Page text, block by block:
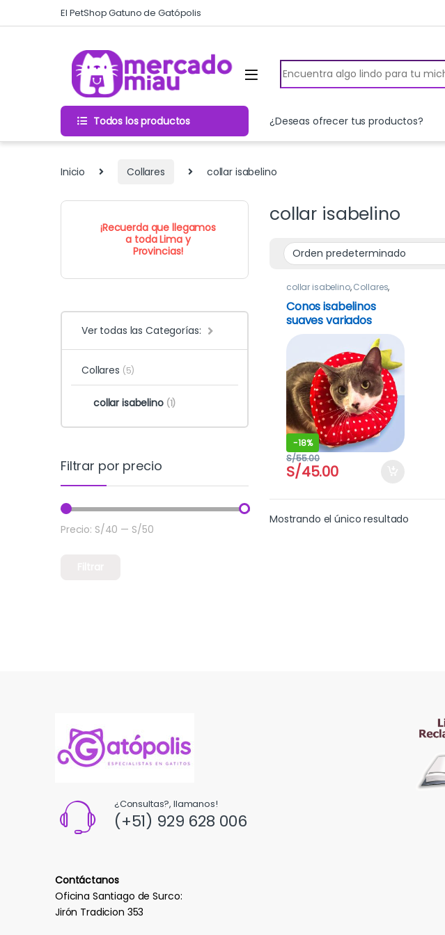
Skip to navigation
Skip to contentEl PetShop Gatuno de Gatópolis
Search for:
Todos los productos ¿Deseas ofrecer tus productos?
Inicio Collares collar isabelino
collar isabelino
collar isabelino,Collares,
Ropa y Accesorios
Conos isabelinos
suaves variados
-18%
S/45.00
S/55.00
Mostrando el único resultado
¡Recuerda que llegamos
a toda Lima y
Provincias!
Ver todas las Categorías:
Collares (5)
collar isabelino (1)
Filtrar por precio
Precio mínimo
Precio máximo
Precio: S/40 — S/50
¿Consultas?, llamanos!
(+51) 929 628 006
Contáctanos
Oficina Santiago de Surco:
Jirón Tradicion 353